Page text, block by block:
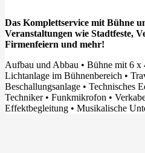
Das Komplettservice mit Bühne
Veranstaltungen wie Stadtfeste,
Firmenfeiern und mehr!
Aufbau und Abbau • Bühne mit 6 x
Lichtanlage im Bühnenbereich •
Beschallungsanlage • Technisches
Techniker • Funkmikrofon •
Effektbegleitung • Musikalische